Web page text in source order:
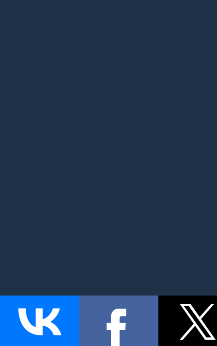
MyMom.ru - Моя мама: все о детях и семье. Семейный